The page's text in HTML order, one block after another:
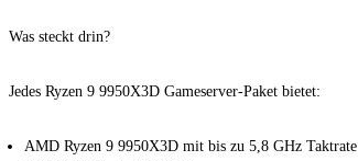
Was steckt drin?
Jedes Ryzen 9 9950X3D Gameserver-Paket bietet:
AMD Ryzen 9 9950X3D mit bis zu 5,8 GHz Taktrate